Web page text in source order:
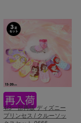
4/3一部再販 ディズニー
プリンセス / クルーソッ